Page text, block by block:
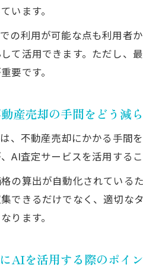
います。
の利用が可能な点も利用者
て活用できます。ただし、
要です。
産売却の手間をどう減
、不動産売却にかかる手間
AI査定サービスを活用する
の算出が自動化されている
できるだけでなく、適切な
ります。
AIを活用する際のポイ